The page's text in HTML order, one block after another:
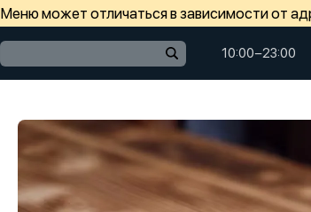
Меню может отличаться в зависимости от
10:00−23:00